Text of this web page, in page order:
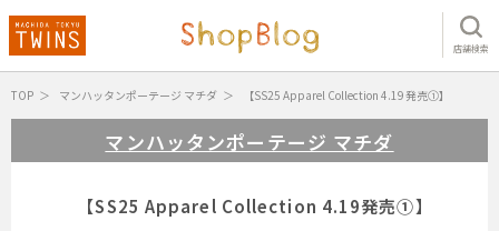
店舗検索
TOP マンハッタンポーテージ マチダ 【SS25 Apparel Collection 4.19発売①】
マンハッタンポーテージ マチダ
【SS25 Apparel Collection 4.19発売①】